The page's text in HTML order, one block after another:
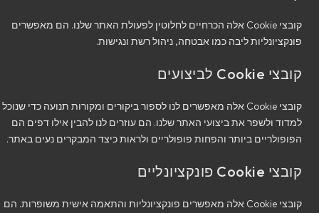
קובצי Cookie אלה הכרחיים לחלוטין לפעולת האתר שלנו. הם מאפשרים
פונקציונליות ליבה כמו אבטחה, ניהול רשת ונגישות.
קובצי Cookie לביצועים
קובצי Cookie אלה מאפשרים לנו לספור ביקורים ומקורות תנועה כדי שנוכל
למדוד ולשפר את ביצועי האתר שלנו. הם עוזרים לנו להבין אילו דפים הם
הפופולריים ביותר והפחות פופולריים ולראות כיצד המבקרים נעים באתר.
קובצי Cookie פונקציונליים
קובצי Cookie אלה מאפשרים פונקציונליות והתאמה אישית משופרות. הם